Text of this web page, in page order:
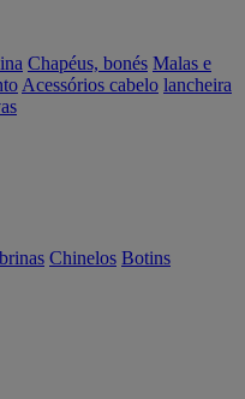
Chapéus, bonés Malas e
Acessórios cabelo lancheira
Chinelos Botins